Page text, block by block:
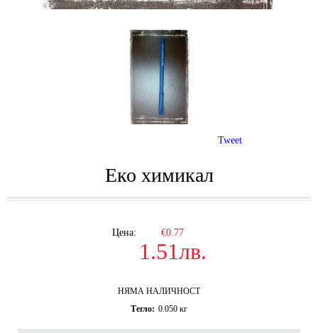
Еко химикал
Цена: €0.77
1.51лв.
НЯМА НАЛИЧНОСТ
Тегло: 0.050 кг
Tweet